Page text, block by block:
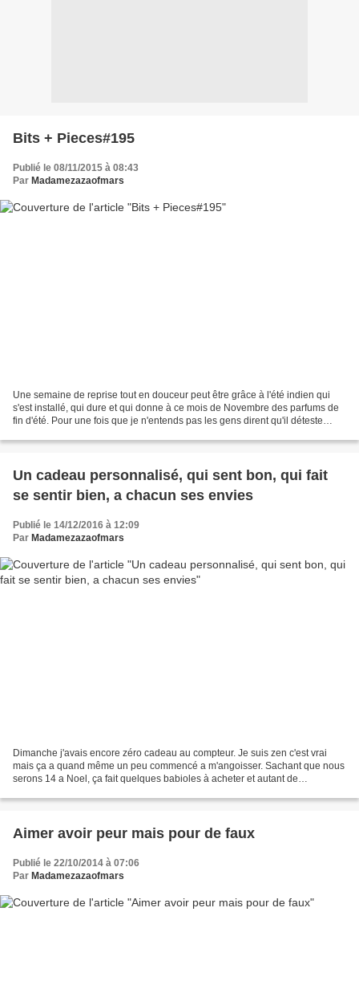
Bits + Pieces#195
Publié le 08/11/2015 à 08:43
Par Madamezazaofmars
Une semaine de reprise tout en douceur peut être grâce à l'été indien qui
s'est installé, qui dure et qui donne à ce mois de Novembre des parfums de
fin d'été. Pour une fois que je n'entends pas les gens dirent qu'il déteste
Un cadeau personnalisé, qui sent bon, qui fait
se sentir bien, a chacun ses envies
Publié le 14/12/2016 à 12:09
Par Madamezazaofmars
Dimanche j'avais encore zéro cadeau au compteur. Je suis zen c'est vrai
mais ça a quand même un peu commencé a m'angoisser. Sachant que nous
serons 14 a Noel, ça fait quelques babioles à acheter et autant de
Aimer avoir peur mais pour de faux
Publié le 22/10/2014 à 07:06
Par Madamezazaofmars